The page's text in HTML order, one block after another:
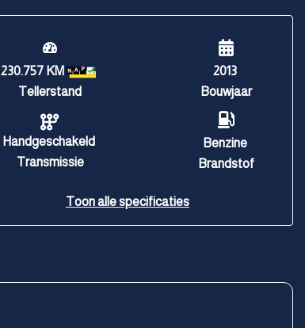
230.757 KM
Tellerstand
Handgeschakeld
Transmissie
2013
Bouwjaar
Benzine
Brandstof
Toon alle specificaties